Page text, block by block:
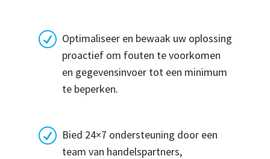
R Optimaliseer en bewaak uw oplossing
proactief om fouten te voorkomen
en gegevensinvoer tot een minimum
te beperken.
R Bied 24×7 ondersteuning door een
team van handelspartners,